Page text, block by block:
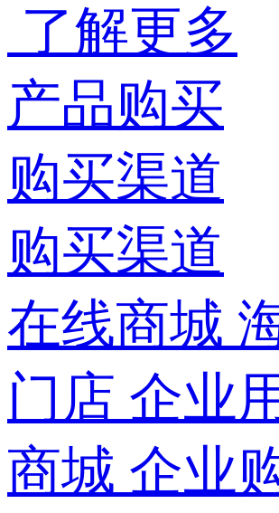
了解更多
产品购买
购买渠道
购买渠道
在线商城
门店 企业
商城 企业